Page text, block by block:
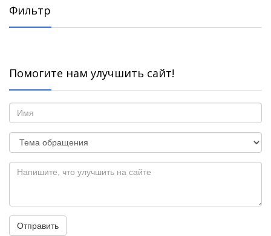
Фильтр
Помогите нам улучшить сайт!
Отправить